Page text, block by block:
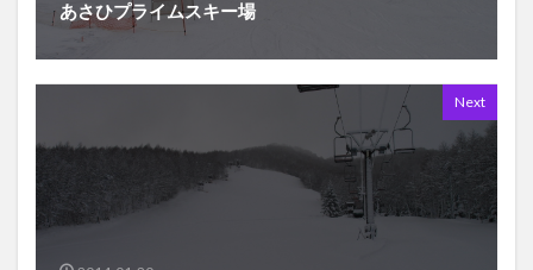
あさひプライムスキー場
Next